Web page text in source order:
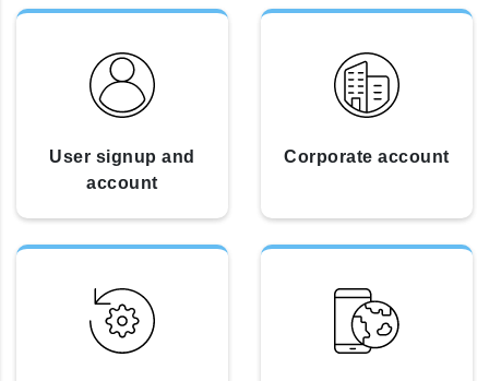
User signup and
account
Corporate account